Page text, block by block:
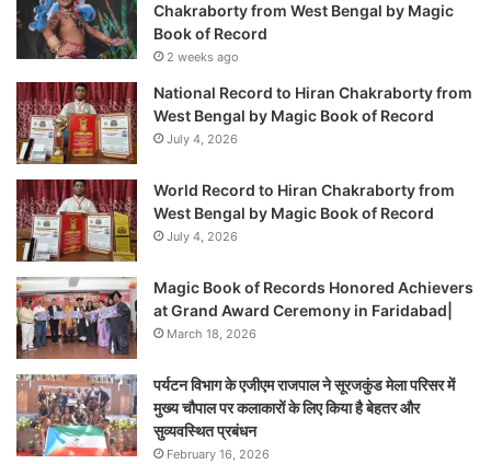
Chakraborty from West Bengal by Magic
Book of Record
2 weeks ago
National Record to Hiran Chakraborty from
West Bengal by Magic Book of Record
July 4, 2026
World Record to Hiran Chakraborty from
West Bengal by Magic Book of Record
July 4, 2026
Magic Book of Records Honored Achievers
at Grand Award Ceremony in Faridabad|
March 18, 2026
पर्यटन विभाग के एजीएम राजपाल ने सूरजकुंड मेला परिसर में
मुख्य चौपाल पर कलाकारों के लिए किया है बेहतर और
सुव्यवस्थित प्रबंधन
February 16, 2026